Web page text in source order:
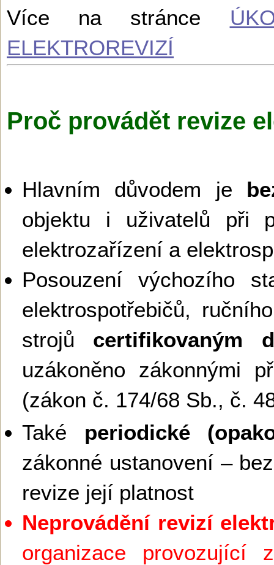
Více na stránce
ELEKTROREVIZÍ
Proč provádět revize
Hlavním důvodem je
objektu i uživatelů při
elektrozařízení a
Posouzení výchozího
elektrospotřebičů,
strojů certifikovaným
uzákoněno zákonnými
(zákon č. 174/68 Sb., č.
Také periodické
zákonné ustanovení –
revize její platnost
Neprovádění revizí
organizace